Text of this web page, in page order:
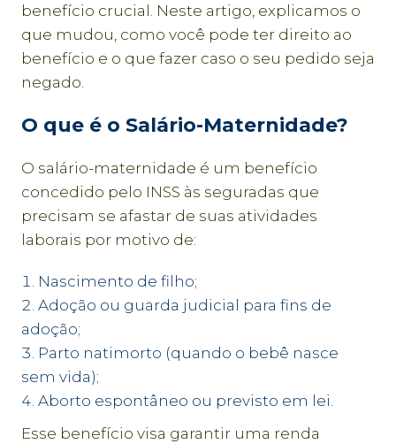
benefício crucial. Neste artigo, explicamos o
que mudou, como você pode ter direito ao
benefício e o que fazer caso o seu pedido seja
negado.
O que é o Salário-Maternidade?
O salário-maternidade é um benefício
concedido pelo INSS às seguradas que
precisam se afastar de suas atividades
laborais por motivo de:
Nascimento de filho;
Adoção ou guarda judicial para fins de
adoção;
Parto natimorto (quando o bebê nasce
sem vida);
Aborto espontâneo ou previsto em lei.
Esse benefício visa garantir uma renda